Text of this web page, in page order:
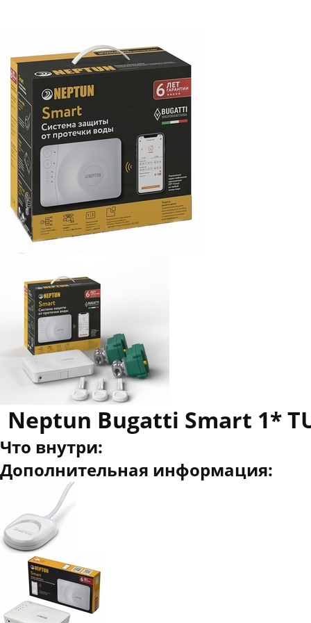
Neptun Bugatti Smart 1*
Что внутри:
Дополнительная информация: